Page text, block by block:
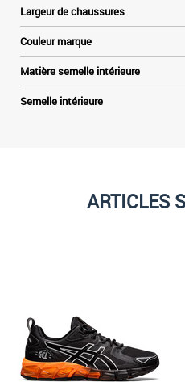
Largeur de chaussures
Couleur marque
Matière semelle intérieure
Semelle intérieure
ARTICLES